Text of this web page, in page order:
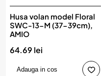
Husa volan model Floral
SWC-13-M (37-39cm),
AMIO
64.69 lei
Adauga in cos